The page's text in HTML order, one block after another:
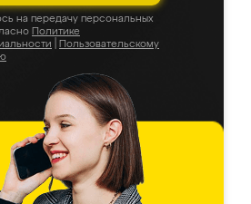
на передачу персональных
Политике
Пользовательскому